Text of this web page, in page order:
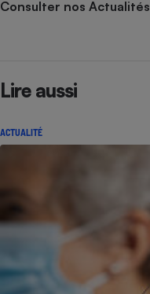
Consulter nos Actualités
Lire aussi
ACTUALITÉ